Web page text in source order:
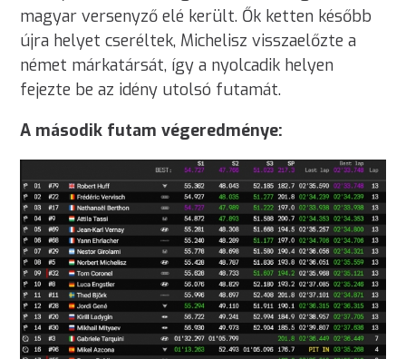
magyar versenyző elé került. Ők ketten később
újra helyet cseréltek, Michelisz visszaelőzte a
német márkatársát, így a nyolcadik helyen
fejezte be az idény utolsó futamát.
A második futam végeredménye: